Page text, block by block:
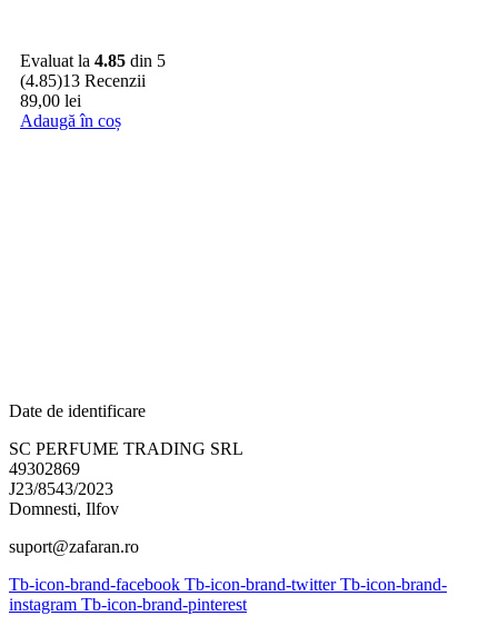
Evaluat la 4.85 din 5
(4.85)13 Recenzii
89,00 lei
Adaugă în coș
Date de identificare
SC PERFUME TRADING SRL
49302869
J23/8543/2023
Domnesti, Ilfov
suport@zafaran.ro
Tb-icon-brand-facebook Tb-icon-brand-twitter Tb-icon-brand-
instagram Tb-icon-brand-pinterest